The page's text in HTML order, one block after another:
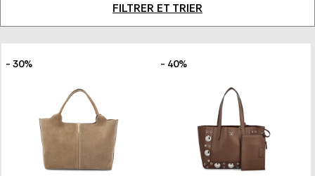
porter pour transformer chaque tenue en un look élégant.
Combinez-le avec votre tenue de travail ou avec un look
la femme qui ne s'arrête jamais.
DÉCOUVREZ LA SÉLECTION DE CABAS
ET SACS SHOPPING DE CRÉATEURS
Explorez la sélection de sacs shopping pour femmes Franz
Kraler et vivez l'expérience d'achat en ligne des meilleures
marques dans le confort de votre maison. Laissez-vous inspirer
FILTRER ET TRIER
- 30% - 40%